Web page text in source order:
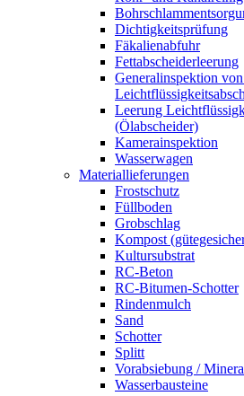
Dichtigkeitsprüfung
Fäkalienabfuhr
Fettabscheiderleerung
Generalinspektion
Leerung
(Ölabscheider)
Kamerainspektion
Wasserwagen
Materiallieferungen
Frostschutz
Füllboden
Grobschlag
Kompost
Kultursubstrat
RC-Beton
RC-Bitumen-Schotter
Rindenmulch
Sand
Schotter
Splitt
Vorabsiebung /
Wasserbausteine